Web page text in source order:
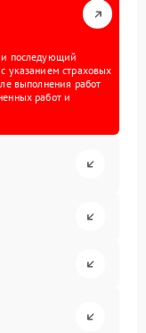
и последующий
указанием страховых
выполнения работ
работ и